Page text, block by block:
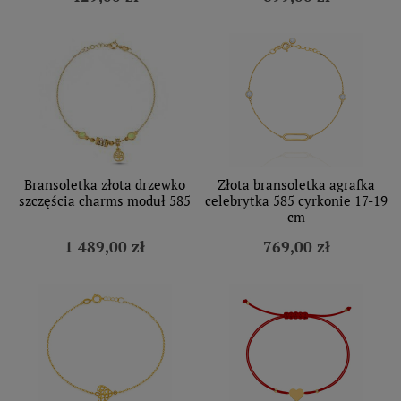
Bransoletka złota drzewko
szczęścia charms moduł 585
1 489,00 zł
Złota bransoletka agrafka
celebrytka 585 cyrkonie 17-19
cm
769,00 zł